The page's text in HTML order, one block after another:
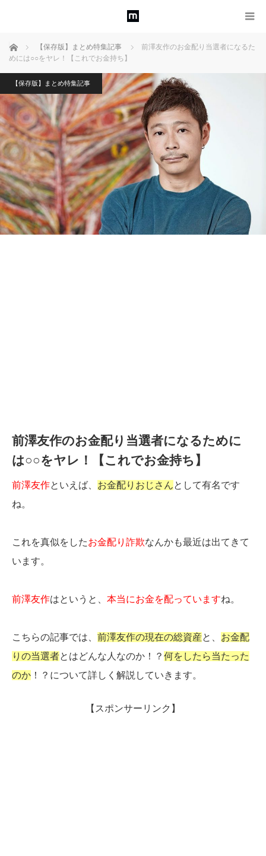
ホーム 【保存版】まとめ特集記事
前澤友作のお金配り当選者になるた
めには○○をヤレ！【これでお金持ち】
【保存版】まとめ特集記事
前澤友作のお金配り当選者になるために
は○○をヤレ！【これでお金持ち】
前澤友作といえば、 お金配りおじさんとして有名です
ね。
これを真似をしたお金配り詐欺なんかも最近は出てきて
います。
前澤友作はというと、 本当にお金を配っていますね。
こちらの記事では、 前澤友作の現在の総資産と、 お金配
りの当選者とはどんな人なのか！？ 何をしたら当たった
のか ！？について詳しく解説していきます。
【スポンサーリンク】